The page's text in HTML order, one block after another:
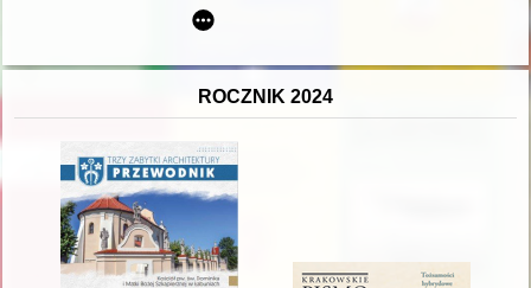
ROCZNIK 2024